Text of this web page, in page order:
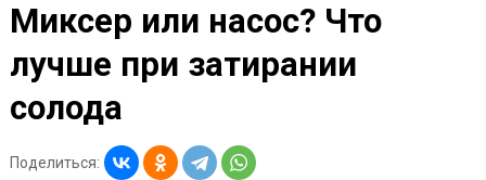
Миксер или насос? Что
лучше при затирании
солода
Поделиться: